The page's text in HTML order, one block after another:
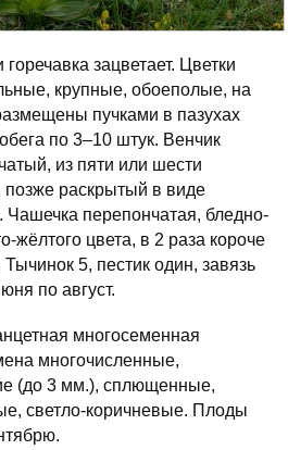
зацветает. Цветки
крупные, обоеполые, на
пучками в пазухах
по 3–10 штук. Венчик
из пяти или шести
позже раскрытый в виде
Чашечка перепончатая, бледно-
жёлтого цвета, в 2 раза короче
5, пестик один, завязь
по август.
многосеменная
многочисленные,
(до 3 мм.), сплющенные,
светло-коричневые. Плоды